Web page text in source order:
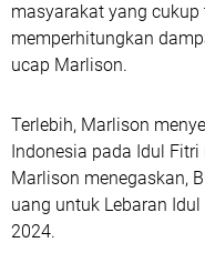
masyarakat yang
memperhitungkan
ucap Marlison.
Terlebih, Marlison
Indonesia pada Idul
Marlison menegaskan,
uang untuk Lebaran
2024.